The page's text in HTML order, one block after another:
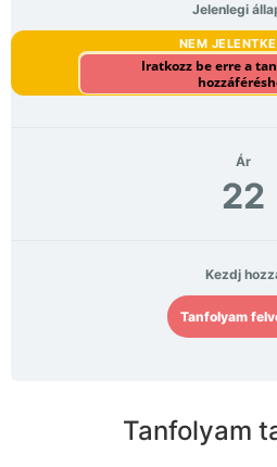
Jelenlegi
NEM
Iratkozz be erre a
Ár
22
Kezdj
Tanfolyam
Tanfolyam